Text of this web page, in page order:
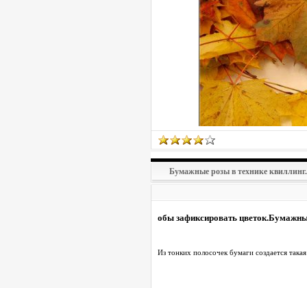
Бумажные розы в технике квиллинг.
обы зафиксировать
Из тонких полосочек бумаги создается